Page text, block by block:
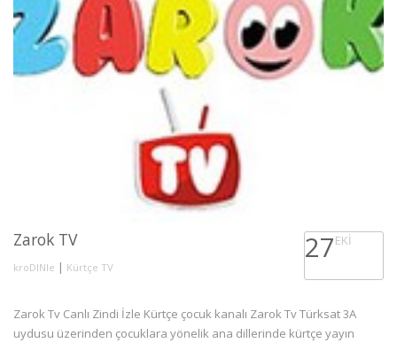
Zarok TV
kroDINle | Kürtçe TV
27EKI
Zarok Tv Canlı Zindi İzle Kürtçe çocuk kanalı Zarok Tv Türksat 3A
uydusu üzerinden çocuklara yönelik ana dillerinde kürtçe yayın